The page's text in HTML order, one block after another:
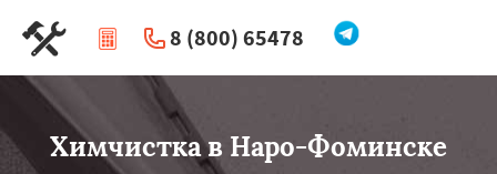
8 (800) 65478
| Перезвоните мне
Химчистка в Наро-Фоминске